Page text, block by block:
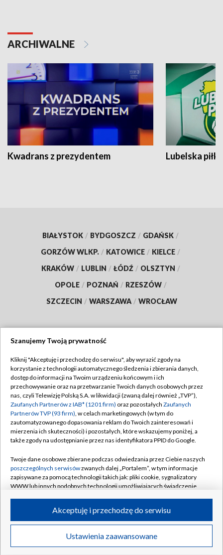
ARCHIWALNE
Kwadrans z prezydentem Lubelska piłka
BIAŁYSTOK / BYDGOSZCZ / GDAŃSK /
GORZÓW WLKP. / KATOWICE / KIELCE /
KRAKÓW / LUBLIN / ŁÓDŹ / OLSZTYN /
OPOLE / POZNAŃ / RZESZÓW /
SZCZECIN / WARSZAWA / WROCŁAW
TVP
Abonament TVP
Emisja w TVP
Centrum informacji TVP
Naziemna Telewizja Cyfrowa
Rada Programowa
System NOS
Informacje o nadawcy
Program dla prasy
Ogłoszenie przetargowe
Regulamin TVP
Polityka prywatności
Moje zgody
Pomoc
Kontakt
Kanały
©2026 Telewizja Polska S.A. w likwidacji
Szanujemy Twoją prywatność
Kliknij "Akceptuję i przechodzę do serwisu", aby wyrazić zgody na
korzystanie z technologii automatycznego śledzenia i zbierania danych,
dostęp do informacji na Twoim urządzeniu końcowym i ich
przechowywanie oraz na przetwarzanie Twoich danych osobowych przez
nas, czyli Telewizję Polską S.A. w likwidacji (zwaną dalej również „TVP”),
Zaufanych Partnerów z IAB* (1201 firm) oraz pozostałych Zaufanych
Partnerów TVP (93 firm), w celach marketingowych (w tym do
zautomatyzowanego dopasowania reklam do Twoich zainteresowań i
mierzenia ich skuteczności) i pozostałych, które wskazujemy poniżej, a
także zgody na udostępnianie przez nas identyfikatora PPID do Google.
Twoje dane osobowe zbierane podczas odwiedzania przez Ciebie naszych
poszczególnych serwisówzwanych dalej „Portalem”, w tym informacje
zapisywane za pomocą technologii takich jak: pliki cookie, sygnalizatory
WWW lub innych podobnych technologii umożliwiających świadczenie
ruchu w Internecie.
Twoje dane osobowe zbierane podczas odwiedzania przez Ciebie
poszczególnych serwisówna Portalu, takie jak adresy IP, identyfikatory
Ustawienia zaawansowane
Akceptuję i przechodzę do serwisu